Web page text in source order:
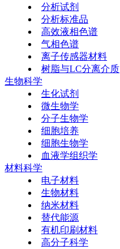
分析试剂
分析标准品
高效液相色谱
气相色谱
离子传感器材料
树脂与LC分离介质
生物科学
生化试剂
微生物学
分子生物学
细胞培养
细胞生物学
血液学组织学
材料科学
电子材料
生物材料
纳米材料
替代能源
有机印刷材料
高分子科学